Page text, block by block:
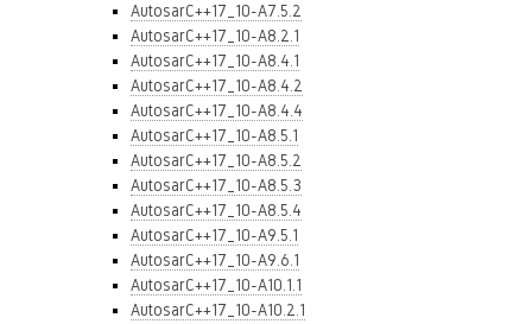
AutosarC++17_10-A7.5.2
AutosarC++17_10-A8.2.1
AutosarC++17_10-A8.4.1
AutosarC++17_10-A8.4.2
AutosarC++17_10-A8.4.4
AutosarC++17_10-A8.5.1
AutosarC++17_10-A8.5.2
AutosarC++17_10-A8.5.3
AutosarC++17_10-A8.5.4
AutosarC++17_10-A9.5.1
AutosarC++17_10-A9.6.1
AutosarC++17_10-A10.1.1
AutosarC++17_10-A10.2.1